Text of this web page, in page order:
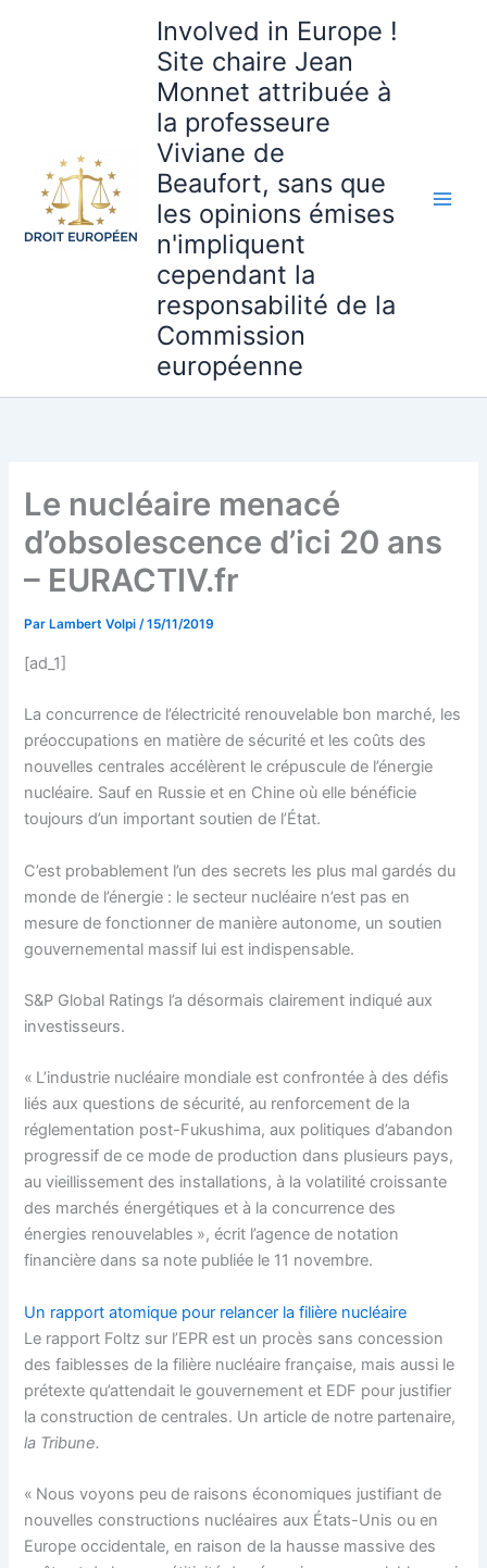
Involved in Europe !
Site chaire Jean
Monnet attribuée à
la professeure
Viviane de
Beaufort, sans que
les opinions émises
n'impliquent
cependant la
responsabilité de la
Commission
européenne
Le nucléaire menacé
d’obsolescence d’ici 20 ans
– EURACTIV.fr
Par Lambert Volpi/15/11/2019
[ad_1]
La concurrence de l’électricité renouvelable bon marché, les
préoccupations en matière de sécurité et les coûts des
nouvelles centrales accélèrent le crépuscule de l’énergie
nucléaire. Sauf en Russie et en Chine où elle bénéficie
toujours d’un important soutien de l’État.
C’est probablement l’un des secrets les plus mal gardés du
monde de l’énergie : le secteur nucléaire n’est pas en
mesure de fonctionner de manière autonome, un soutien
gouvernemental massif lui est indispensable.
S&P Global Ratings l’a désormais clairement indiqué aux
investisseurs.
« L’industrie nucléaire mondiale est confrontée à des défis
liés aux questions de sécurité, au renforcement de la
réglementation post-Fukushima, aux politiques d’abandon
progressif de ce mode de production dans plusieurs pays,
au vieillissement des installations, à la volatilité croissante
des marchés énergétiques et à la concurrence des
énergies renouvelables », écrit l’agence de notation
financière dans sa note publiée le 11 novembre.
Un rapport atomique pour relancer la filière nucléaire
Le rapport Foltz sur l’EPR est un procès sans concession
des faiblesses de la filière nucléaire française, mais aussi le
prétexte qu’attendait le gouvernement et EDF pour justifier
la construction de centrales. Un article de notre partenaire,
la Tribune.
« Nous voyons peu de raisons économiques justifiant de
nouvelles constructions nucléaires aux États-Unis ou en
Europe occidentale, en raison de la hausse massive des